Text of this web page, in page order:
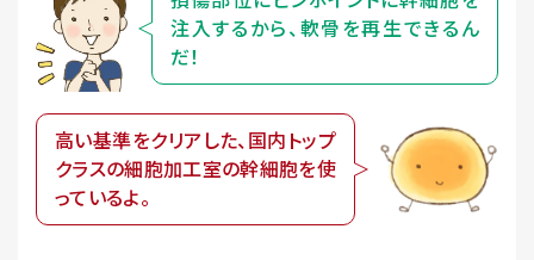
注入するから、軟骨を再生できるん
だ！
高い基準をクリアした、国内トップ
クラスの細胞加工室の幹細胞を使
っているよ。